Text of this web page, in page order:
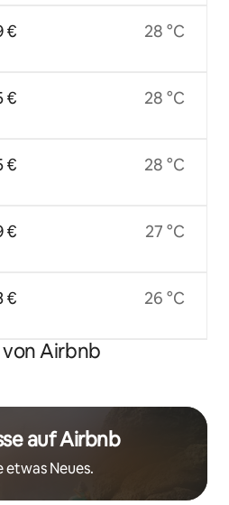
€
€
€
€
€
28 °C
28 °C
28 °C
27 °C
26 °C
Airbnb
auf Airbnb
etwas Neues.